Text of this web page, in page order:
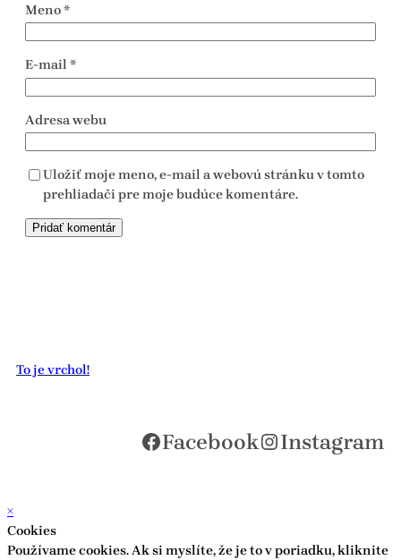
Meno*
E-mail *
Adresa webu
Uložiť moje meno, e-mail a webovú stránku v tomto
prehliadači pre moje budúce komentáre.
To je vrchol!
Facebook Instagram
×
Cookies
Používame cookies. Ak si myslíte, že je to v poriadku, kliknite